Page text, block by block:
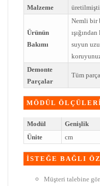
Malzeme
Ürünün
Bakımı
Nemli bir
suyun
Demonte
Parçalar
Tüm
MÖDÜL
Modül Genişlik
Ünite
cm
İSTEĞE BAĞLI
Müşteri talebine